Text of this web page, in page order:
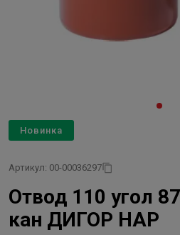
Новинка
Артикул: 00-00036297
Отвод 110 угол
кан ДИГОР НАР